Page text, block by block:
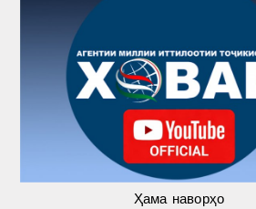
Ҳама наворҳо